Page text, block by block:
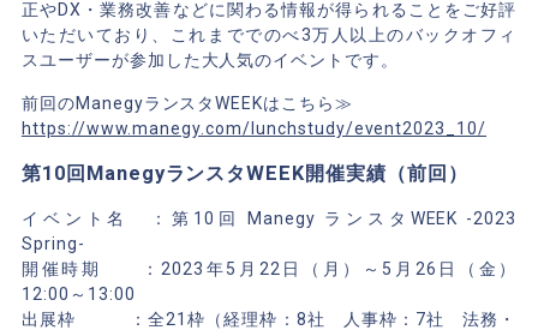
正やDX・業務改善などに関わる情報が得られることをご好評
いただいており、これまででのべ3万人以上のバックオフィ
スユーザーが参加した大人気のイベントです。
前回のManegyランスタWEEKはこちら≫
https://www.manegy.com/lunchstudy/event2023_10/
第10回ManegyランスタWEEK開催実績（前回）
イベント名 ：第10回 Manegy ランスタWEEK -2023
Spring-
開催時期 ：2023年5月22日（月）～5月26日（金）
12:00～13:00
出展枠 ：全21枠（経理枠：8社 人事枠：7社 法務・